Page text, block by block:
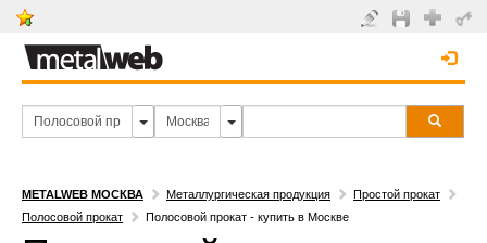
METALWEB МОСКВА Металлургическая продукция
Простой прокат
Полосовой прокат
Полосовой прокат - купить в Москве